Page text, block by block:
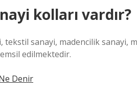
kolları vardır?
tekstil sanayi, madencilik sanayi,
edilmektedir.
Denir